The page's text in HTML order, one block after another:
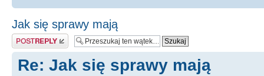
Jak się sprawy mają
Odpowiedz
Re: Jak się sprawy mają